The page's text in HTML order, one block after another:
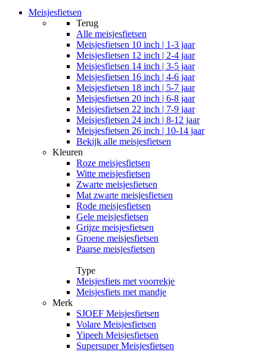
Meisjesfietsen
Terug
Alle meisjesfietsen
Meisjesfietsen 10 inch | 1-3 jaar
Meisjesfietsen 12 inch | 2-4 jaar
Meisjesfietsen 14 inch | 3-5 jaar
Meisjesfietsen 16 inch | 4-6 jaar
Meisjesfietsen 18 inch | 5-7 jaar
Meisjesfietsen 20 inch | 6-8 jaar
Meisjesfietsen 22 inch | 7-9 jaar
Meisjesfietsen 24 inch | 8-12 jaar
Meisjesfietsen 26 inch | 10-14 jaar
Bekijk alle meisjesfietsen
Kleuren
Roze meisjesfietsen
Witte meisjesfietsen
Zwarte meisjesfietsen
Mat zwarte meisjesfietsen
Rode meisjesfietsen
Gele meisjesfietsen
Grijze meisjesfietsen
Groene meisjesfietsen
Paarse meisjesfietsen
Type
Meisjesfiets met voorrekje
Meisjesfiets met mandje
Merk
SJOEF Meisjesfietsen
Volare Meisjesfietsen
Yipeeh Meisjesfietsen
Supersuper Meisjesfietsen